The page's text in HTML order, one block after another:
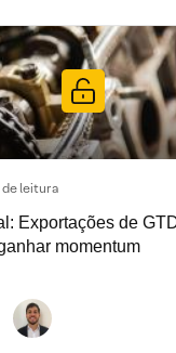
de leitura
Exportações de
momentum